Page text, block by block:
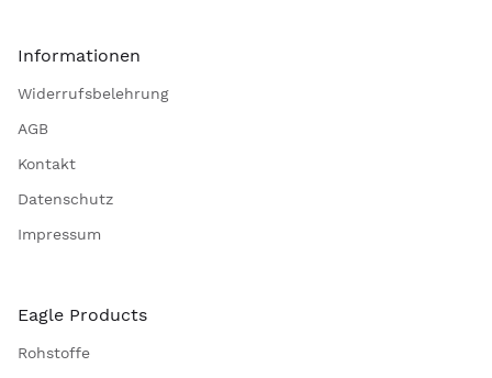
Informationen
Widerrufsbelehrung
AGB
Kontakt
Datenschutz
Impressum
Eagle Products
Rohstoffe